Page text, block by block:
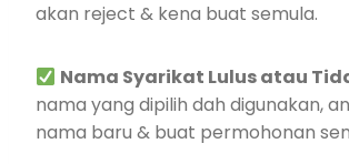
akan reject & kena buat semula.
Nama Syarikat Lulus atau
nama yang dipilih dah digunakan,
nama baru & buat permohonan